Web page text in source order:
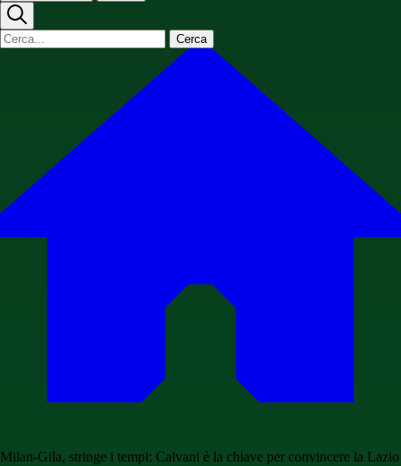
Cerca
Milan-Gila, stringe i tempi: Calvani è la chiave per convincere la Lazio